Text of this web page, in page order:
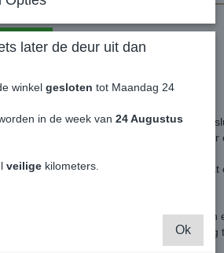
Kabelset 20 mm2 - Volkswagen Caddy
wanneer je een versterker wilt
uit hoogwaardig koperdraad
van een perfect eindresultaat als het
voor de versterker, de accu en
met gekrompen kousjes om geen storing
later de deur uit dan
winkel gesloten tot Maandag 24
in de week van 24 Augustus
veilige kilometers.
Ok